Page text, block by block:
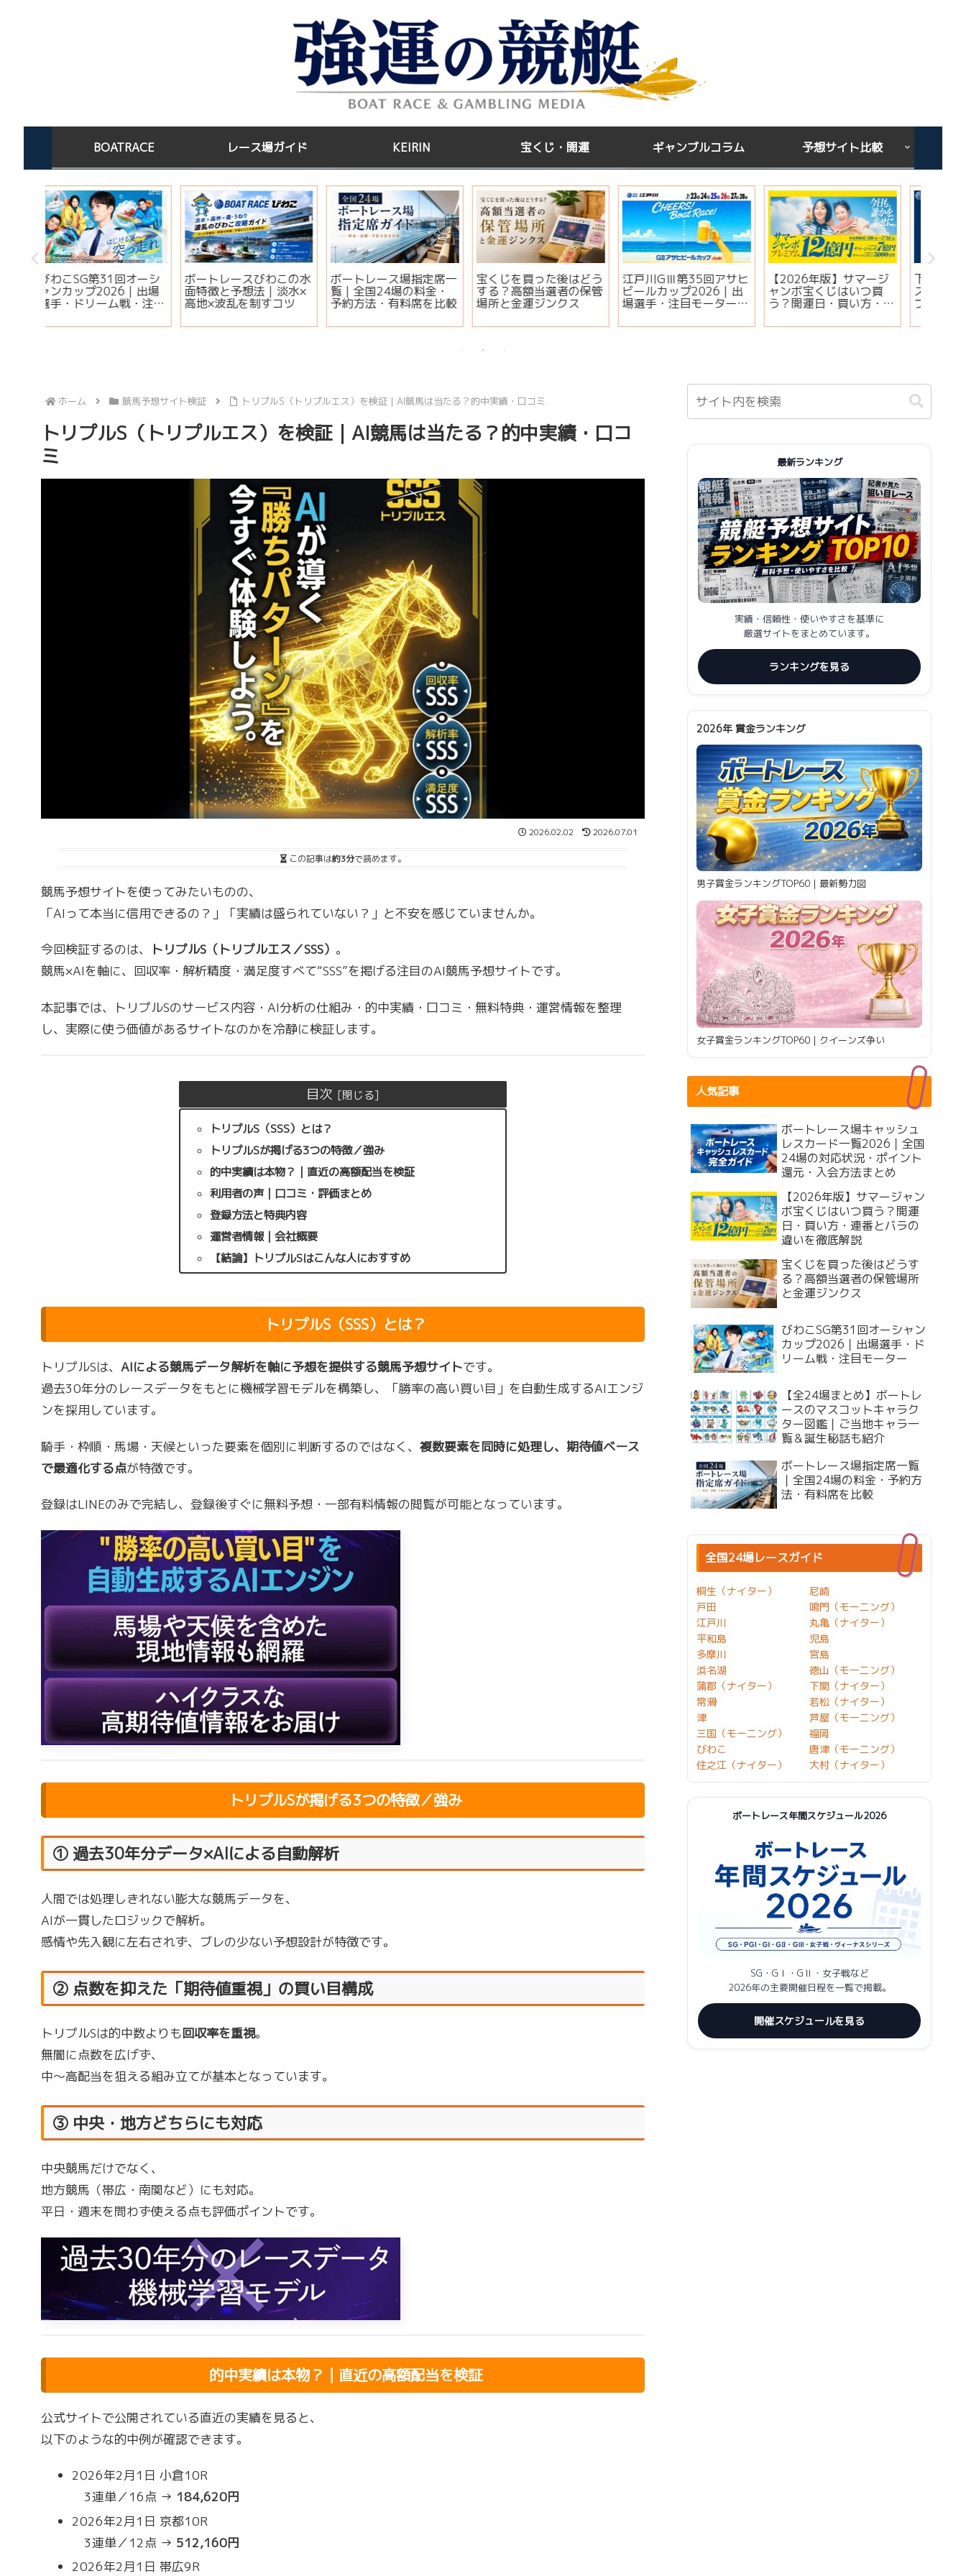
BOATRACE レース場ガイド KEIRIN 宝くじ・開運 ギャンブルコラム 予想サイト比較
ボートレース場指定席一
覧｜全国24場の料金・
予約方法・有料席を比較
宝くじを買った後はどう
する？高額当選者の保管
場所と金運ジンクス
江戸川GⅢ第35回アサヒ
ビールカップ2026｜出
場選手・注目モーター・
【2026年版】サマージ
ャンボ宝くじはいつ買
う？開運日・買い方・連
説
下関GⅢオールレディー
ス ジュエルセブンカッ
プ2026｜出場選手・注
報まとめ
宝くじを買う時間は関係
ある？朝・昼・夜で当た
りやすい時間帯と金運ジ
ホーム 競馬予想サイト検証 トリプルS（トリプルエス）を検証｜AI競馬は当たる？的中実績・口コミ
トリプルS（トリプルエス）を検証｜AI競馬は当たる？的中実績・口コ
ミ
2026.02.02 2026.07.01
この記事は約3分で読めます。
競馬予想サイトを使ってみたいものの、
「AIって本当に信用できるの？」「実績は盛られていない？」と不安を感じていませんか。
今回検証するのは、 トリプルS（トリプルエス／SSS） 。
競馬×AIを軸に、回収率・解析精度・満足度すべて“SSS”を掲げる注目のAI競馬予想サイトです。
本記事では、トリプルSのサービス内容・AI分析の仕組み・的中実績・口コミ・無料特典・運営情報を整理
し、実際に使う価値があるサイトなのかを冷静に検証します。
目次
トリプルS（SSS）とは？
トリプルSが掲げる3つの特徴／強み
的中実績は本物？｜直近の高額配当を検証
利用者の声｜口コミ・評価まとめ
登録方法と特典内容
運営者情報｜会社概要
【結論】トリプルSはこんな人におすすめ
トリプルS（SSS）とは？
トリプルSは、 AIによる競馬データ解析を軸に予想を提供する競馬予想サイトです。
過去30年分のレースデータをもとに機械学習モデルを構築し、「勝率の高い買い目」を自動生成するAIエンジ
ンを採用しています。
騎手・枠順・馬場・天候といった要素を個別に判断するのではなく、 複数要素を同時に処理し、期待値ベース
で最適化する点が特徴です。
登録はLINEのみで完結し、登録後すぐに無料予想・一部有料情報の閲覧が可能となっています。
トリプルSが掲げる3つの特徴／強み
① 過去30年分データ×AIによる自動解析
人間では処理しきれない膨大な競馬データを、
AIが一貫したロジックで解析。
感情や先入観に左右されず、ブレの少ない予想設計が特徴です。
② 点数を抑えた「期待値重視」の買い目構成
トリプルSは的中数よりも回収率を重視。
無闇に点数を広げず、
中〜高配当を狙える組み立てが基本となっています。
③ 中央・地方どちらにも対応
中央競馬だけでなく、
地方競馬（帯広・南関など）にも対応。
平日・週末を問わず使える点も評価ポイントです。
的中実績は本物？｜直近の高額配当を検証
公式サイトで公開されている直近の実績を見ると、
以下のような的中例が確認できます。
2026年2月1日 小倉10R
3連単／16点 → 184,620円
2026年2月1日 京都10R
3連単／12点 → 512,160円
2026年2月1日 帯広9R
最新ランキング
実績・信頼性・使いやすさを基準に
厳選サイトをまとめています。
ランキングを見る
2026年 賞金ランキング
男子賞金ランキングTOP60｜最新勢力図
女子賞金ランキングTOP60｜クイーンズ争い
人気記事
ボートレース場キャッシュ
レスカード一覧2026｜全国
24場の対応状況・ポイント
還元・入会方法まとめ
【2026年版】サマージャン
ボ宝くじはいつ買う？開運
日・買い方・連番とバラの
違いを徹底解説
宝くじを買った後はどうす
る？高額当選者の保管場所
と金運ジンクス
びわこSG第31回オーシャン
カップ2026｜出場選手・ド
リーム戦・注目モーター
【全24場まとめ】ボートレ
ースのマスコットキャラク
ター図鑑｜ご当地キャラ一
覧＆誕生秘話も紹介
ボートレース場指定席一覧
｜全国24場の料金・予約方
法・有料席を比較
全国24場レースガイド
桐生（ナイター）
戸田
江戸川
平和島
多摩川
浜名湖
蒲郡（ナイター）
常滑
津
三国（モーニング）
びわこ
住之江（ナイター）
尼崎
鳴門（モーニング）
丸亀（ナイター）
児島
宮島
徳山（モーニング）
下関（ナイター）
若松（ナイター）
芦屋（モーニング）
福岡
唐津（モーニング）
大村（ナイター）
ボートレース年間スケジュール2026
SG・GⅠ・GⅡ・女子戦など
2026年の主要開催日程を一覧で掲載。
開催スケジュールを見る